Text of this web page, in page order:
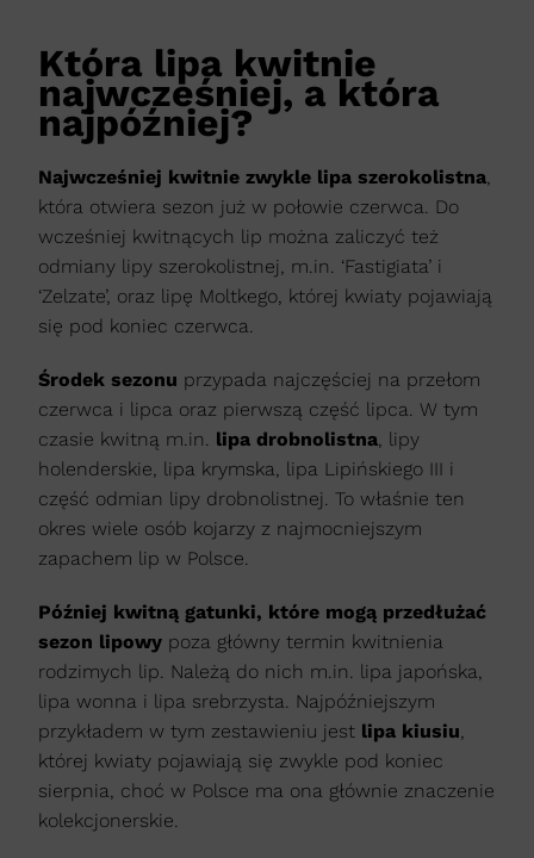
Która lipa kwitnie
najwcześniej, a która
najpóźniej?
Najwcześniej kwitnie zwykle lipa szerokolistna,
która otwiera sezon już w połowie czerwca. Do
wcześniej kwitnących lip można zaliczyć też
odmiany lipy szerokolistnej, m.in. ‘Fastigiata’ i
‘Zelzate’, oraz lipę Moltkego, której kwiaty pojawiają
się pod koniec czerwca.
Środek sezonu przypada najczęściej na przełom
czerwca i lipca oraz pierwszą część lipca. W tym
czasie kwitną m.in. lipa drobnolistna, lipy
holenderskie, lipa krymska, lipa Lipińskiego III i
część odmian lipy drobnolistnej. To właśnie ten
okres wiele osób kojarzy z najmocniejszym
zapachem lip w Polsce.
Później kwitną gatunki, które mogą przedłużać
sezon lipowy poza główny termin kwitnienia
rodzimych lip. Należą do nich m.in. lipa japońska,
lipa wonna i lipa srebrzysta. Najpóźniejszym
przykładem w tym zestawieniu jest lipa kiusiu,
której kwiaty pojawiają się zwykle pod koniec
sierpnia, choć w Polsce ma ona głównie znaczenie
kolekcjonerskie.